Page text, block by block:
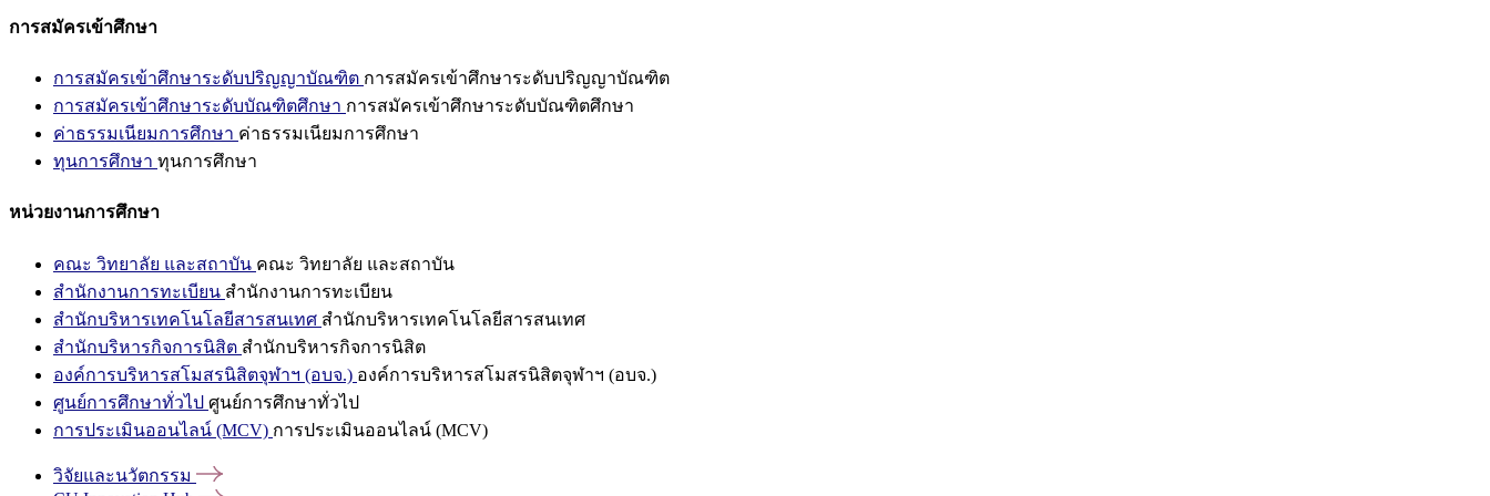
การสมัครเข้าศึกษา
การสมัครเข้าศึกษาระดับปริญญาบัณฑิต การสมัครเข้าศึกษาระดับปริญญาบัณฑิต
การสมัครเข้าศึกษาระดับบัณฑิตศึกษา การสมัครเข้าศึกษาระดับบัณฑิตศึกษา
ค่าธรรมเนียมการศึกษา ค่าธรรมเนียมการศึกษา
ทุนการศึกษา ทุนการศึกษา
หน่วยงานการศึกษา
คณะ วิทยาลัย และสถาบัน คณะ วิทยาลัย และสถาบัน
สำนักงานการทะเบียน สำนักงานการทะเบียน
สำนักบริหารเทคโนโลยีสารสนเทศ สำนักบริหารเทคโนโลยีสารสนเทศ
สำนักบริหารกิจการนิสิต สำนักบริหารกิจการนิสิต
องค์การบริหารสโมสรนิสิตจุฬาฯ (อบจ.) องค์การบริหารสโมสรนิสิตจุฬาฯ (อบจ.)
ศูนย์การศึกษาทั่วไป ศูนย์การศึกษาทั่วไป
การประเมินออนไลน์ (MCV) การประเมินออนไลน์ (MCV)
วิจัยและนวัตกรรม